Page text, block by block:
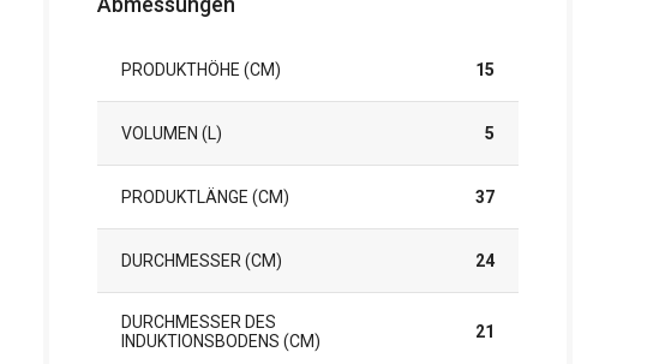
PRODUKTHÖHE (CM) 15
VOLUMEN (L) 5
PRODUKTLÄNGE (CM) 37
DURCHMESSER (CM) 24
DURCHMESSER DES
INDUKTIONSBODENS (CM)
21